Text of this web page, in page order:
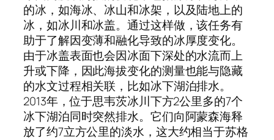
的冰，如海冰、冰山和冰架，以及陆地上的
冰，如冰川和冰盖。通过这样做，该任务有
助于了解因变薄和融化导致的冰厚度变化。
由于冰盖表面也会因冰面下深处的水流而上
升或下降，因此海拔变化的测量也能与隐藏
的水文过程相关联，比如冰下湖泊排水。
2013年，位于思韦茨冰川下方2公里多的7个
冰下湖泊同时突然排水。它们向阿蒙森海释
放了约7立方公里的淡水，这大约相当于苏格